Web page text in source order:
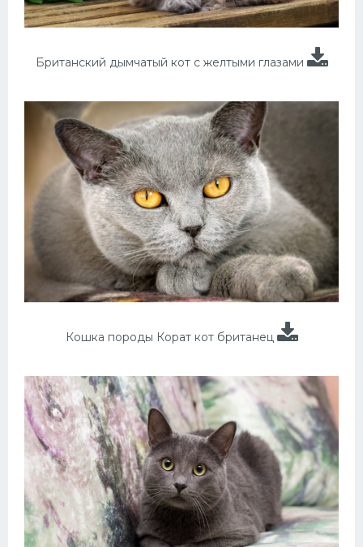
Британский дымчатый кот с желтыми глазами
Кошка породы Корат кот британец